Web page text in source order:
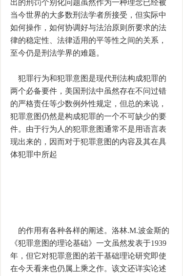
出的刑罚个别化问题虽然作为一种理念已经被
当今世界的大多数刑法学者所接受，但实际中
如何操作，如何协调好与法治原则所要求的法
律的稳定性、法律适用的平等性之间的关系，
至今仍是刑法学界的难题。
犯罪行为和犯罪意图是现代刑法构成犯罪的
两个必备要件，美国刑法中虽然存在不问过错
的严格责任等少数例外性规定，但总的来说，
犯罪意图仍然是构成犯罪的一个不可缺少的要
件。由于行为人的犯罪意图通常不是用语言表
现出来的，因而对于犯罪意图的内容及其在具
体犯罪中所起
的作用有各种各样的阐述。洛林.M.波金斯的
《犯罪意图的理论基础》一文虽然发表于1939
年，但它对犯罪意图的若干基础理论研究即使
在今天看来也仍属上乘之作。该文还详实论述